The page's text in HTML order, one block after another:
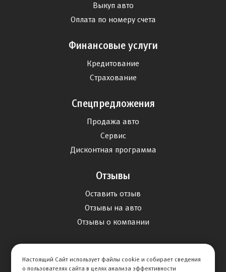
Выкуп авто
Оплата по номеру счета
Финансовые услуги
Кредитование
Страхование
Спецпредложения
Продажа авто
Сервис
Дисконтная программа
Отзывы
Оставить отзыв
Отзывы на авто
Отзывы о компании
История Компании
Настоящий Сайт использует файлы cookie и собирает сведения
о пользователях сайта в целях анализа эффективности